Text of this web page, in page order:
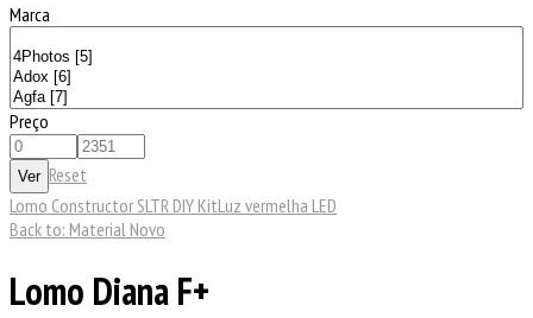
Marca
Preço
Reset
Lomo Constructor SLTR DIY KitLuz vermelha LED
Back to: Material Novo
Lomo Diana F+